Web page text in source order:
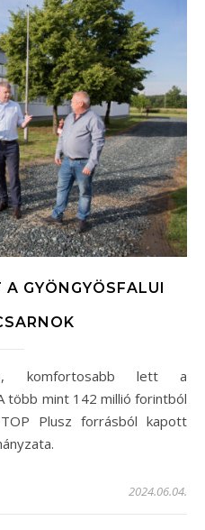
GYÖNGYÖSFALUI
több mint 142 millió forintból
Plusz forrásból kapott
2024.06.04.